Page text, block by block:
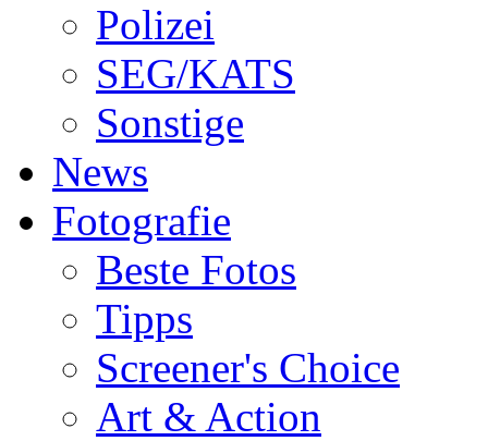
Polizei
SEG/KATS
Sonstige
News
Fotografie
Beste Fotos
Tipps
Screener's Choice
Art & Action